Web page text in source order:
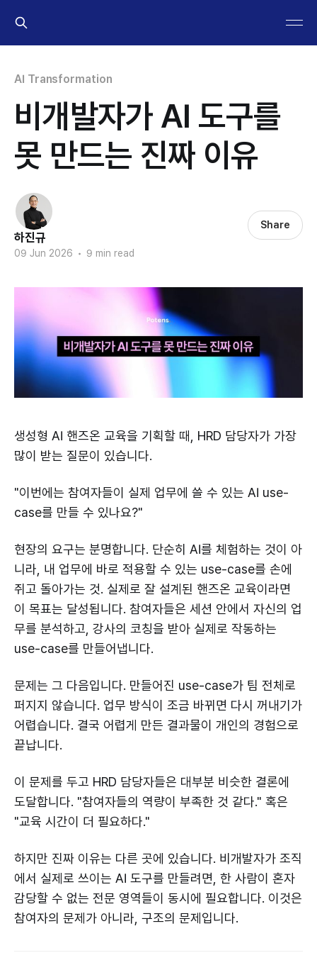
AI Transformation
비개발자가 AI 도구를
못 만드는 진짜 이유
하진규
09 Jun 2026 • 9 min read
Share
생성형 AI 핸즈온 교육을 기획할 때, HRD 담당자가 가장
많이 받는 질문이 있습니다.
"이번에는 참여자들이 실제 업무에 쓸 수 있는 AI use-
case를 만들 수 있나요?"
현장의 요구는 분명합니다. 단순히 AI를 체험하는 것이 아
니라, 내 업무에 바로 적용할 수 있는 use-case를 손에
쥐고 돌아가는 것. 실제로 잘 설계된 핸즈온 교육이라면
이 목표는 달성됩니다. 참여자들은 세션 안에서 자신의 업
무를 분석하고, 강사의 코칭을 받아 실제로 작동하는
use-case를 만들어냅니다.
문제는 그 다음입니다. 만들어진 use-case가 팀 전체로
퍼지지 않습니다. 업무 방식이 조금 바뀌면 다시 꺼내기가
어렵습니다. 결국 어렵게 만든 결과물이 개인의 경험으로
끝납니다.
이 문제를 두고 HRD 담당자들은 대부분 비슷한 결론에
도달합니다. "참여자들의 역량이 부족한 것 같다." 혹은
"교육 시간이 더 필요하다."
하지만 진짜 이유는 다른 곳에 있습니다. 비개발자가 조직
에서 실제로 쓰이는 AI 도구를 만들려면, 한 사람이 혼자
감당할 수 없는 전문 영역들이 동시에 필요합니다. 이것은
참여자의 문제가 아니라, 구조의 문제입니다.